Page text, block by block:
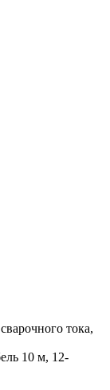
тока,
10 м, 12-